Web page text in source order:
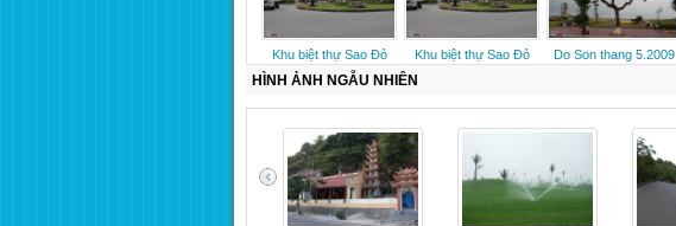
Khu biệt thự Sao Đỏ Khu biệt thự Sao Đỏ Do Son thang 5.2009
HÌNH ẢNH NGẪU NHIÊN